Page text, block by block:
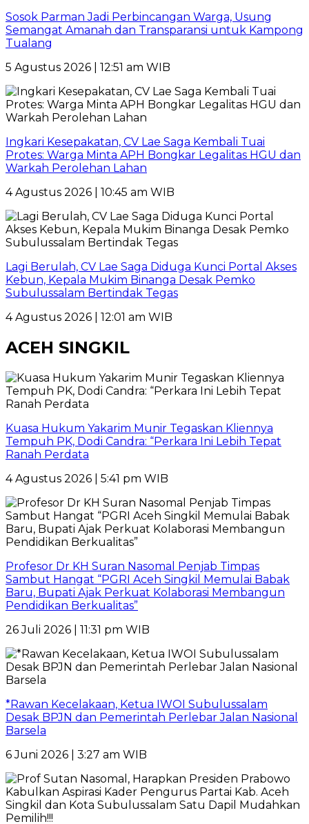
Sosok Parman Jadi Perbincangan Warga, Usung
Semangat Amanah dan Transparansi untuk Kampong
Tualang
5 Agustus 2026 | 12:51 am WIB
Ingkari Kesepakatan, CV Lae Saga Kembali Tuai
Protes: Warga Minta APH Bongkar Legalitas HGU dan
Warkah Perolehan Lahan
4 Agustus 2026 | 10:45 am WIB
Lagi Berulah, CV Lae Saga Diduga Kunci Portal Akses
Kebun, Kepala Mukim Binanga Desak Pemko
Subulussalam Bertindak Tegas
4 Agustus 2026 | 12:01 am WIB
ACEH SINGKIL
Kuasa Hukum Yakarim Munir Tegaskan Kliennya
Tempuh PK, Dodi Candra: “Perkara Ini Lebih Tepat
Ranah Perdata
4 Agustus 2026 | 5:41 pm WIB
Profesor Dr KH Suran Nasomal Penjab Timpas
Sambut Hangat “PGRI Aceh Singkil Memulai Babak
Baru, Bupati Ajak Perkuat Kolaborasi Membangun
Pendidikan Berkualitas”
26 Juli 2026 | 11:31 pm WIB
*Rawan Kecelakaan, Ketua IWOI Subulussalam
Desak BPJN dan Pemerintah Perlebar Jalan Nasional
Barsela
6 Juni 2026 | 3:27 am WIB